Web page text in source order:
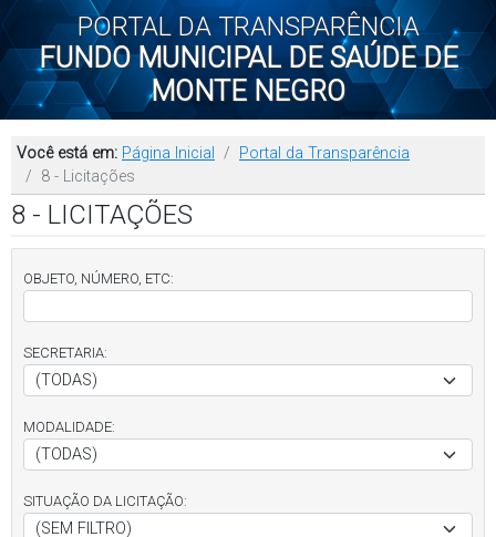
PORTAL DA TRANSPARÊNCIA
FUNDO MUNICIPAL DE SAÚDE DE
MONTE NEGRO
Você está em: Página Inicial
Portal da Transparência
8 - Licitações
8 - LICITAÇÕES
OBJETO, NÚMERO, ETC:
SECRETARIA:
MODALIDADE:
SITUAÇÃO DA LICITAÇÃO: